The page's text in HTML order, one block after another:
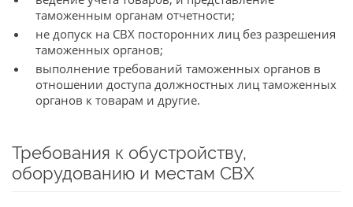
таможенным органам отчетности;
не допуск на СВХ посторонних лиц без разрешения
таможенных органов;
выполнение требований таможенных органов в
отношении доступа должностных лиц таможенных
органов к товарам и другие.
Требования к обустройству,
оборудованию и местам СВХ